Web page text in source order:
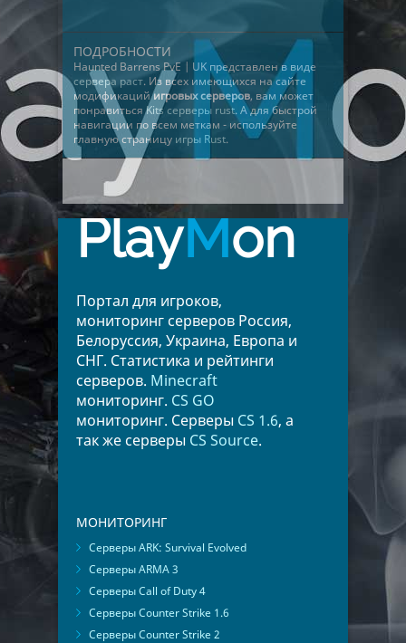
ПОДРОБНОСТИ
Haunted Barrens PvE | UK представлен в виде
сервера раст. Из всех имеющихся на сайте
модификацийигровых серверов, вам может
понравитьсяKits серверы rust. А для быстрой
навигации по всем меткам - используйте
главную страницу игры Rust.
PlayMon
Портал для игроков,
мониторинг серверов Россия,
Белоруссия, Украина, Европа и
СНГ. Статистика и рейтинги
серверов. Minecraft
мониторинг. CS GO
мониторинг. Серверы CS 1.6, а
так же серверы CS Source.
МОНИТОРИНГ
Серверы ARK: Survival Evolved
Серверы ARMA 3
Серверы Call of Duty 4
Серверы Counter Strike 1.6
Серверы Counter Strike 2